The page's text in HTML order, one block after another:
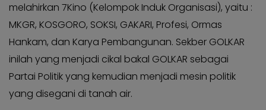
melahirkan 7Kino (Kelompok Induk Organisasi), yaitu :
MKGR, KOSGORO, SOKSI, GAKARI, Profesi, Ormas
Hankam, dan Karya Pembangunan. Sekber GOLKAR
inilah yang menjadi cikal bakal GOLKAR sebagai
Partai Politik yang kemudian menjadi mesin politik
yang disegani di tanah air.